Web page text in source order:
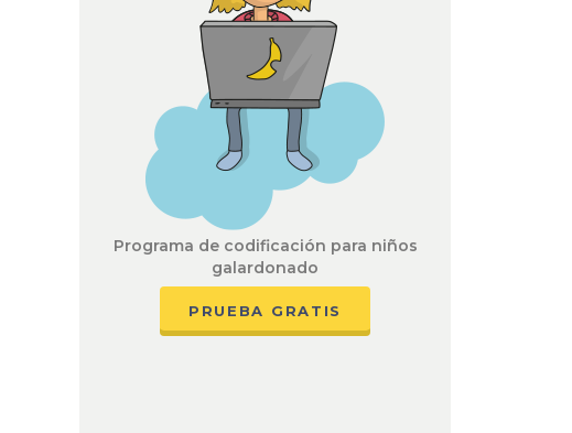
Programa de codificación para niños
galardonado
PRUEBA GRATIS